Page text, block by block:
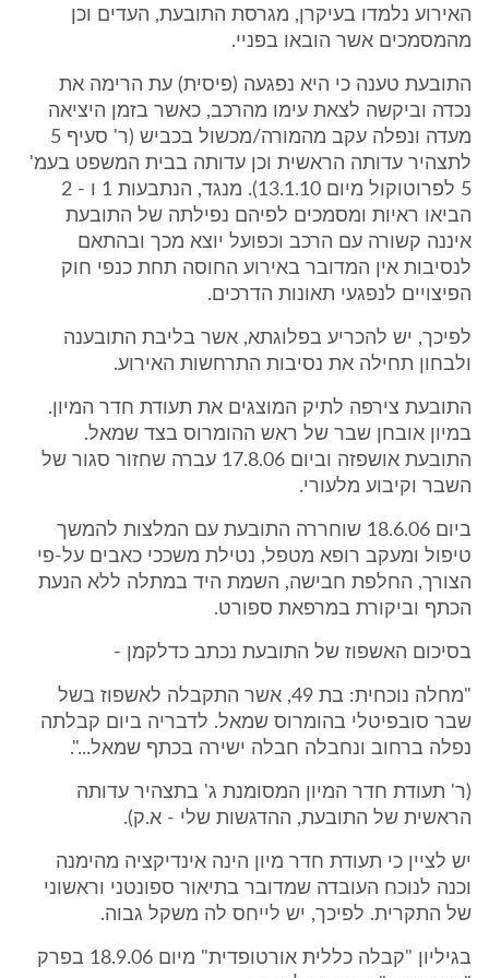
האירוע נלמדו בעיקרן, מגרסת התובעת, העדים וכן
מהמסמכים אשר הובאו בפניי.
התובעת טענה כי היא נפגעה (פיסית) עת הרימה את
נכדה וביקשה לצאת עימו מהרכב, כאשר בזמן היציאה
מעדה ונפלה עקב מהמורה/מכשול בכביש (ר' סעיף 5
לתצהיר עדותה הראשית וכן עדותה בבית המשפט בעמ'
5 לפרוטוקול מיום 13.1.10). מנגד, הנתבעות 1 ו - 2
הביאו ראיות ומסמכים לפיהם נפילתה של התובעת
איננה קשורה עם הרכב וכפועל יוצא מכך ובהתאם
לנסיבות אין המדובר באירוע החוסה תחת כנפי חוק
הפיצויים לנפגעי תאונות הדרכים.
לפיכך, יש להכריע בפלוגתא, אשר בליבת התובענה
ולבחון תחילה את נסיבות התרחשות האירוע.
התובעת צירפה לתיק המוצגים את תעודת חדר המיון.
במיון אובחן שבר של ראש ההומרוס בצד שמאל.
התובעת אושפזה וביום 17.8.06 עברה שחזור סגור של
השבר וקיבוע מלעורי.
ביום 18.6.06 שוחררה התובעת עם המלצות להמשך
טיפול ומעקב רופא מטפל, נטילת משככי כאבים על-פי
הצורך, החלפת חבישה, השמת היד במתלה ללא הנעת
הכתף וביקורת במרפאת ספורט.
בסיכום האשפוז של התובעת נכתב כדלקמן -
"מחלה נוכחית: בת 49, אשר התקבלה לאשפוז בשל
שבר סובפיטלי בהומרוס שמאל. לדבריה ביום קבלתה
נפלה ברחוב ונחבלה חבלה ישירה בכתף שמאל...".
(ר' תעודת חדר המיון המסומנת ג' בתצהיר עדותה
הראשית של התובעת, ההדגשות שלי - א.ק).
יש לציין כי תעודת חדר מיון הינה אינדיקציה מהימנה
וכנה לנוכח העובדה שמדובר בתיאור ספונטני וראשוני
של התקרית. לפיכך, יש לייחס לה משקל גבוה.
בגיליון "קבלה כללית אורטופדית" מיום 18.9.06 בפרק